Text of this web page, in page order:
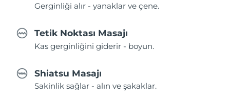
Gerginliği alır - yanaklar ve çene.
Tetik Noktası Masajı
Kas gerginliğini giderir - boyun.
Shiatsu Masajı
Sakinlik sağlar - alın ve şakaklar.